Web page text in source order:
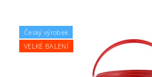
Český výrobek
VELKÉ BALENÍ